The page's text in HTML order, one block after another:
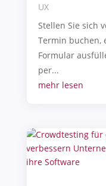
UX
Stellen Sie sich
Termin buchen,
Formular
per...
mehr lesen